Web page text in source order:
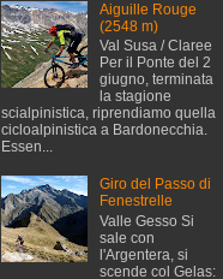
Aiguille Rouge
(2548 m)
Val Susa / Claree
Per il Ponte del 2
giugno, terminata
la stagione
scialpinistica, riprendiamo quella
cicloalpinistica a Bardonecchia.
Essen...
Giro del Passo di
Fenestrelle
Valle Gesso Si
sale con
l'Argentera, si
scende col Gelas: